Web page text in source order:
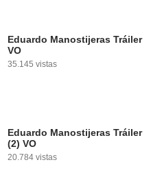
Eduardo Manostijeras Tráiler
VO
35.145 vistas
Eduardo Manostijeras Tráiler
(2) VO
20.784 vistas